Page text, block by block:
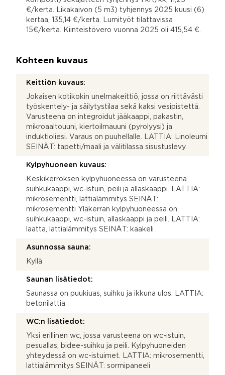
€/kerta. Likakaivon (5 m3) tyhjennys 2025 kuusi (6)
kertaa, 135,14 €/kerta. Lumityöt tilattavissa
15€/kerta. Kiinteistövero vuonna 2025 oli 415,54 €.
Kohteen kuvaus
Keittiön kuvaus:
Jokaisen kotikokin unelmakeittiö, jossa on riittävästi
työskentely- ja säilytystilaa sekä kaksi vesipistettä.
Varusteena on integroidut jääkaappi, pakastin,
mikroaaltouuni, kiertoilmauuni (pyrolyysi) ja
induktioliesi. Varaus on puuhellalle. LATTIA: Linoleumi
SEINÄT: tapetti/maali ja välitilassa sisustuslevy.
Kylpyhuoneen kuvaus:
Keskikerroksen kylpyhuoneessa on varusteena
suihkukaappi, wc-istuin, peili ja allaskaappi. LATTIA:
mikrosementti, lattialämmitys SEINÄT:
mikrosementti Yläkerran kylpyhuoneessa on
suihkukaappi, wc-istuin, allaskaappi ja peili. LATTIA:
laatta, lattialämmitys SEINÄT: kaakeli
Asunnossa sauna:
Kyllä
Saunan lisätiedot:
Saunassa on puukiuas, suihku ja ikkuna ulos. LATTIA:
betonilattia
WC:n lisätiedot:
Yksi erillinen wc, jossa varusteena on wc-istuin,
pesuallas, bidee-suihku ja peili. Kylpyhuoneiden
yhteydessä on wc-istuimet. LATTIA: mikrosementti,
lattialämmitys SEINÄT: sormipaneeli